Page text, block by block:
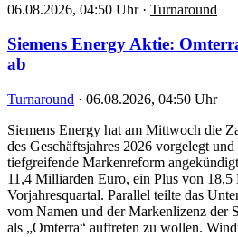
06.08.2026, 04:50 Uhr · Turnaround
Siemens Energy Aktie:
ab
Turnaround · 06.08.2026, 04:50 Uhr
Siemens Energy hat am Mittwoch die
des Geschäftsjahres 2026 vorgelegt
tiefgreifende Markenreform
11,4 Milliarden Euro, ein Plus von 18,5
Vorjahresquartal. Parallel teilte das
vom Namen und der Markenlizenz der
als „Omterra“ auftreten zu wollen.